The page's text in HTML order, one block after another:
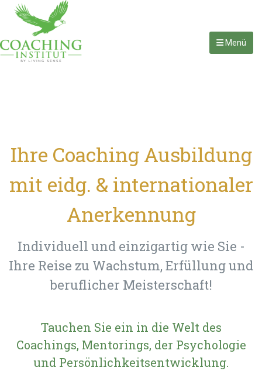
Menü
Ihre Coaching Ausbildung
mit eidg. & internationaler
Anerkennung
Individuell und einzigartig wie Sie -
Ihre Reise zu Wachstum, Erfüllung und
beruflicher Meisterschaft!
Tauchen Sie ein in die Welt des
Coachings, Mentorings, der Psychologie
und Persönlichkeitsentwicklung.